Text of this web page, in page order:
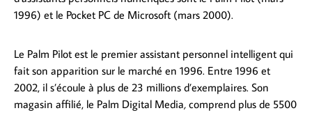
1996) et le Pocket PC de Microsoft (mars 2000).
Le Palm Pilot est le premier assistant personnel intelligent qui
fait son apparition sur le marché en 1996. Entre 1996 et
2002, il s’écoule à plus de 23 millions d’exemplaires. Son
magasin affilié, le Palm Digital Media, comprend plus de 5500